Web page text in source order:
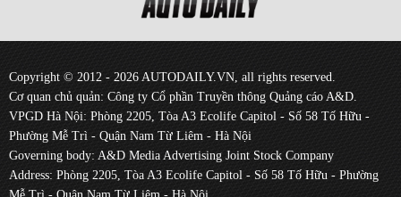
Copyright © 2012 - 2026 AUTODAILY.VN, all rights reserved.
Cơ quan chủ quản: Công ty Cổ phần Truyền thông Quảng cáo A&D.
VPGD Hà Nội: Phòng 2205, Tòa A3 Ecolife Capitol - Số 58 Tố Hữu -
Phường Mễ Trì - Quận Nam Từ Liêm - Hà Nội
Governing body: A&D Media Advertising Joint Stock Company
Address: Phòng 2205, Tòa A3 Ecolife Capitol - Số 58 Tố Hữu - Phường